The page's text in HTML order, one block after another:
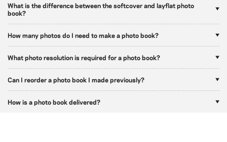
What is the difference between the softcover and layflat photo
book?
How many photos do I need to make a photo book?
What photo resolution is required for a photo book?
Can I reorder a photo book I made previously?
How is a photo book delivered?